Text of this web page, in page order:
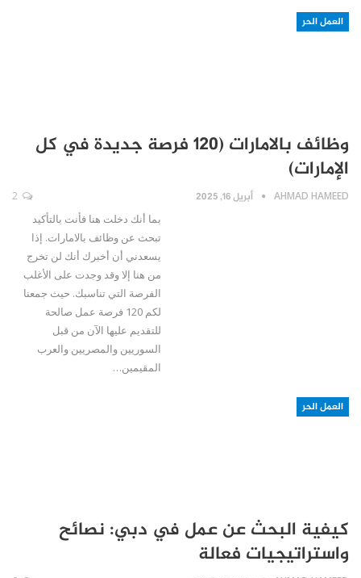
العمل الحر
وظائف بالامارات (120 فرصة جديدة في كل
الإمارات)
AHMAD HAMEED أبريل 16, 2025
بما أنك دخلت هنا فأنت بالتأكيد
تبحث عن وظائف بالامارات. إذا
يسعدني أن أخبرك أنك لن تخرج
من هنا إلا وقد وجدت على الأغلب
الفرصة التي تناسبك. حيث جمعنا
لكم 120 فرصة عمل صالحة
للتقديم عليها الآن من قبل
السوريين والمصريين والعرب
المقيمين…
العمل الحر
كيفية البحث عن عمل في دبي: نصائح
واستراتيجيات فعالة